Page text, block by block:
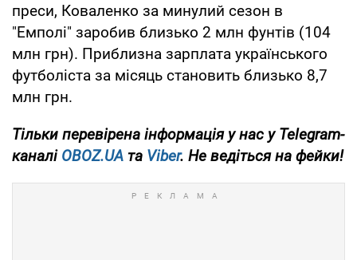
преси, Коваленко за минулий сезон в
"Емполі" заробив близько 2 млн фунтів (104
млн грн). Приблизна зарплата українського
футболіста за місяць становить близько 8,7
млн грн.
Тільки перевірена інформація у нас у Telegram-
каналі OBOZ.UA та Viber. Не ведіться на фейки!